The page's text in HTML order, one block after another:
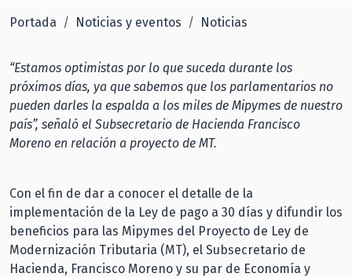
Portada Noticias y eventos Noticias
“Estamos optimistas por lo que suceda durante los
próximos días, ya que sabemos que los parlamentarios no
pueden darles la espalda a los miles de Mipymes de nuestro
país”, señaló el Subsecretario de Hacienda Francisco
Moreno en relación a proyecto de MT.
Con el fin de dar a conocer el detalle de la
implementación de la Ley de pago a 30 días y difundir los
beneficios para las Mipymes del Proyecto de Ley de
Modernización Tributaria (MT), el Subsecretario de
Hacienda, Francisco Moreno y su par de Economía y